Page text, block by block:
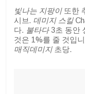
빛나는 지팡이 또한
시브 . 데미지 스킬
다. 불타다3초 동안
것은 1%를 줄 것입
매직데미지초당.